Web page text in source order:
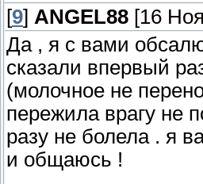
[9] ANGEL88 [16
Да , я с вами
сказали впервый
(молочное не
пережила врагу не
разу не болела . я
и общаюсь !